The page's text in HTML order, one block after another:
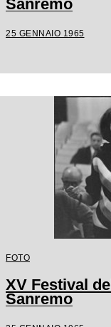
Sanremo
25 GENNAIO 1965
FOTO
XV Festival
Sanremo